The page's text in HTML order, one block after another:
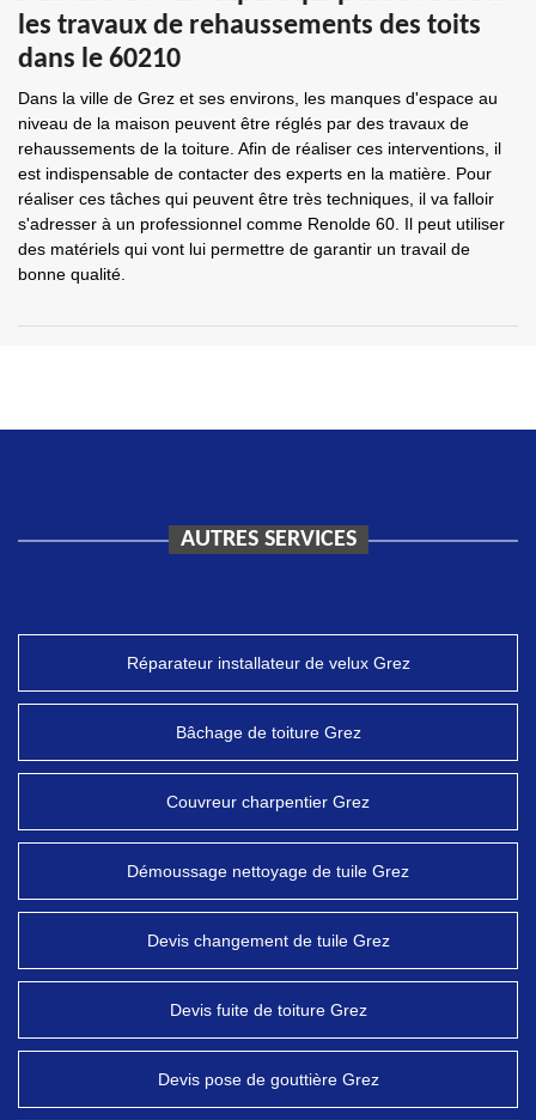
les travaux de rehaussements des toits
dans le 60210
Dans la ville de Grez et ses environs, les manques d'espace au
niveau de la maison peuvent être réglés par des travaux de
rehaussements de la toiture. Afin de réaliser ces interventions, il
est indispensable de contacter des experts en la matière. Pour
réaliser ces tâches qui peuvent être très techniques, il va falloir
s'adresser à un professionnel comme Renolde 60. Il peut utiliser
des matériels qui vont lui permettre de garantir un travail de
bonne qualité.
AUTRES SERVICES
Réparateur installateur de velux Grez
Bâchage de toiture Grez
Couvreur charpentier Grez
Démoussage nettoyage de tuile Grez
Devis changement de tuile Grez
Devis fuite de toiture Grez
Devis pose de gouttière Grez